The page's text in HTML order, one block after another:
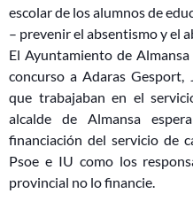
escolar de los alumnos de
– prevenir el absentismo y el
El Ayuntamiento de
concurso a Adaras
que trabajaban en el
alcalde de Almansa
financiación del servicio de
Psoe e IU como los
provincial no lo financie.